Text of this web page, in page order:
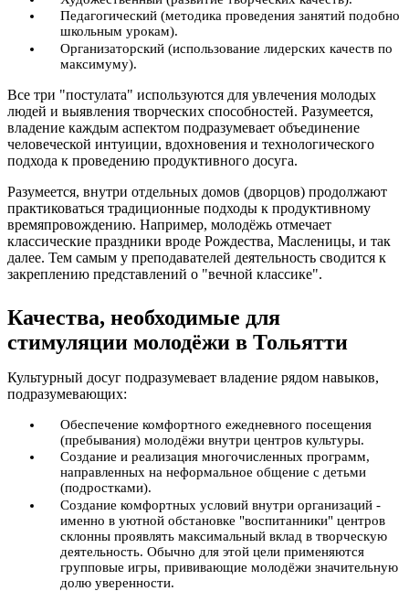
Педагогический (методика проведения занятий подобно
школьным урокам).
Организаторский (использование лидерских качеств по
максимуму).
Все три "постулата" используются для увлечения молодых
людей и выявления творческих способностей. Разумеется,
владение каждым аспектом подразумевает объединение
человеческой интуиции, вдохновения и технологического
подхода к проведению продуктивного досуга.
Разумеется, внутри отдельных домов (дворцов) продолжают
практиковаться традиционные подходы к продуктивному
времяпровождению. Например, молодёжь отмечает
классические праздники вроде Рождества, Масленицы, и так
далее. Тем самым у преподавателей деятельность сводится к
закреплению представлений о "вечной классике".
Качества, необходимые для
стимуляции молодёжи в Тольятти
Культурный досуг подразумевает владение рядом навыков,
подразумевающих:
Обеспечение комфортного ежедневного посещения
(пребывания) молодёжи внутри центров культуры.
Создание и реализация многочисленных программ,
направленных на неформальное общение с детьми
(подростками).
Создание комфортных условий внутри организаций -
именно в уютной обстановке "воспитанники" центров
склонны проявлять максимальный вклад в творческую
деятельность. Обычно для этой цели применяются
групповые игры, прививающие молодёжи значительную
долю уверенности.